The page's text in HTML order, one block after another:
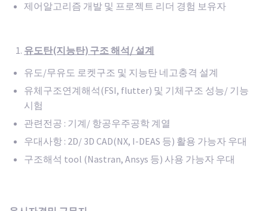
제어알고리즘 개발 및 프로젝트 리더 경험 보유자
유도탄(지능탄) 구조 해석/ 설계
유도/무유도 로켓구조 및 지능탄 네고충격 설계
유체구조연계해석(FSI, flutter) 및 기체구조 성능/ 기능
시험
관련전공 : 기계/ 항공우주공학 계열
우대사항 : 2D/ 3D CAD(NX, I-DEAS 등) 활용 가능자 우대
구조해석 tool (Nastran, Ansys 등) 사용 가능자 우대